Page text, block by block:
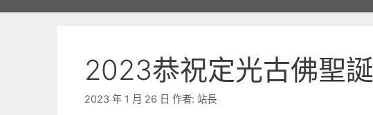
2023恭祝定光古佛聖誕
2023 年 1 月 26 日 作者: 站長